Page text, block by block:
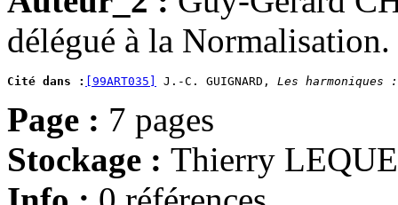
délégué à la Normalisation.
Cité dans : [99ART035] J.-C. GUIGNARD, Les harmoniques
Page : 7 pages
Stockage : Thierry